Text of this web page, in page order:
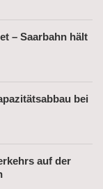
– Saarbahn hält
bei
auf der